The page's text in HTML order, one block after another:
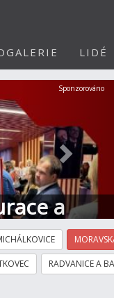
LIDÉ
a
Další
Sponzorováno
RADVANICE A